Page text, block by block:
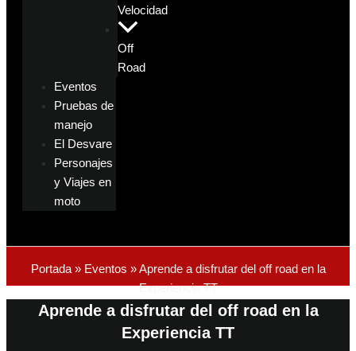
Velocidad
Off
Road
Eventos
Pruebas de
manejo
El Desvare
Personajes
y Viajes en
moto
Portada» Eventos »Aprende a disfrutar del off road en la
Experiencia TT
Aprende a disfrutar del off road en la
Experiencia TT